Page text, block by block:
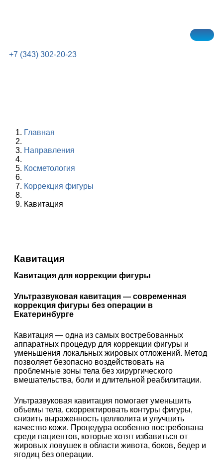
+7 (343) 302-20-23
Главная
Направления
Косметология
Коррекция фигуры
Кавитация
Кавитация
Кавитация для коррекции фигуры
Ультразвуковая кавитация — современная
коррекция фигуры без операции в
Екатеринбурге
Кавитация — одна из самых востребованных
аппаратных процедур для коррекции фигуры и
уменьшения локальных жировых отложений. Метод
позволяет безопасно воздействовать на
проблемные зоны тела без хирургического
вмешательства, боли и длительной реабилитации.
Ультразвуковая кавитация помогает уменьшить
объемы тела, скорректировать контуры фигуры,
снизить выраженность целлюлита и улучшить
качество кожи. Процедура особенно востребована
среди пациентов, которые хотят избавиться от
жировых ловушек в области живота, боков, бедер и
ягодиц без операции.